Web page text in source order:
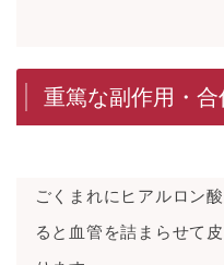
重篤な副作用・
ごくまれにヒアルロン
ると血管を詰まらせて